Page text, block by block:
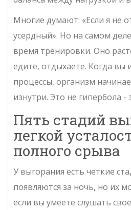
Многие думают: «Если я не
усердный». Но на самом
время тренировки. Оно
едите, отдыхаете. Когда вы
процессы, организм
изнутри. Это не гипербола -
Пять стадий
легкой
полного срыва
У выгорания есть четкие
появляются за ночь, но их
если вы умеете слушать